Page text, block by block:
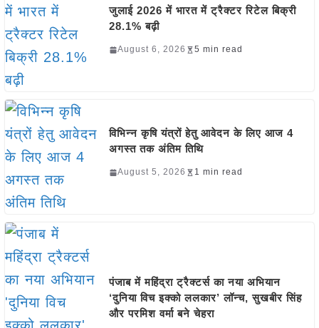
जुलाई 2026 में भारत में ट्रैक्टर रिटेल बिक्री
28.1% बढ़ी
August 6, 2026 5 min read
विभिन्न कृषि यंत्रों हेतु आवेदन के लिए आज 4
अगस्त तक अंतिम तिथि
August 5, 2026 1 min read
पंजाब में महिंद्रा ट्रैक्टर्स का नया अभियान
‘दुनिया विच इक्को ललकार’ लॉन्च, सुखबीर सिंह
और परमिश वर्मा बने चेहरा